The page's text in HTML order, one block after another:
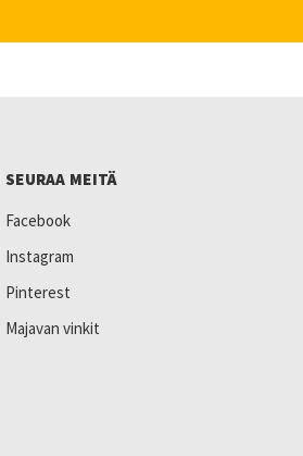
SEURAA MEITÄ
Facebook
Instagram
Pinterest
Majavan vinkit